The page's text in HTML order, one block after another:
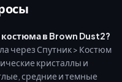
в Brown Dust2?
через Спутник > Костюм
кристаллы и
средние и темные